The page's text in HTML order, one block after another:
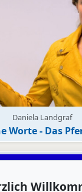
Daniela Landgraf
Worte - Das